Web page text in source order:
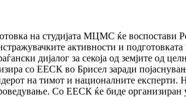
на студијата МЦМС ќе воспостави
активности и
дијалог за секоја од земјите од
со ЕЕСК во Брисел заради
на тимот и националните
Со ЕЕСК ќе биде